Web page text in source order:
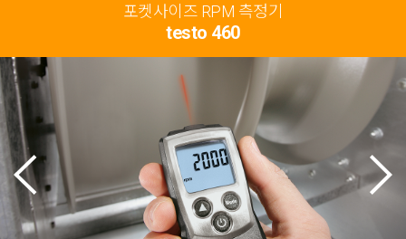
포켓사이즈 RPM 측정기
testo 460